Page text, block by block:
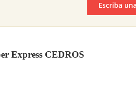
Escriba
Express CEDROS